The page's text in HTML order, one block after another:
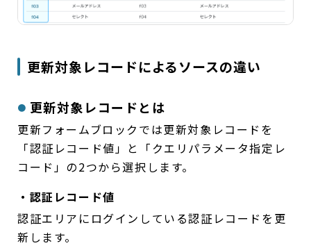
更新対象レコードによるソースの違い
更新対象レコードとは
更新フォームブロックでは更新対象レコードを
「認証レコード値」と「クエリパラメータ指定レ
コード」の2つから選択します。
・認証レコード値
認証エリアにログインしている認証レコードを更
新します。